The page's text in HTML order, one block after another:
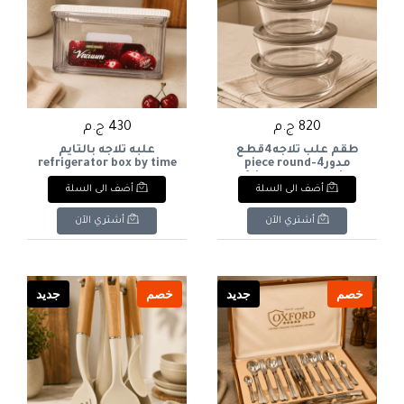
820 ج.م
طقم علب ثلاجه4قطع
مدور4-piece round
refrigerator container
set
أضف الى السلة
أشتري الآن
430 ج.م
علبه ثلاجه بالتايم
refrigerator box by time
أضف الى السلة
أشتري الآن
خصم جديد خصم جديد